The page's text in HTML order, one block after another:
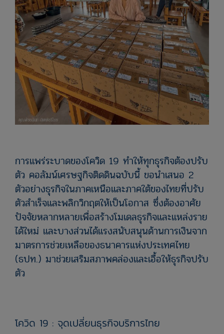
การแพร่ระบาดของโควิด 19 ทำให้ทุกธุรกิจต้องปรับ
ตัว คอลัมน์เศรษฐกิจติดดินฉบับนี้ ขอนำเสนอ 2
ตัวอย่างธุรกิจในภาคเหนือและภาคใต้ของไทยที่ปรับ
ตัวสำเร็จและพลิกวิกฤตให้เป็นโอกาส ซึ่งต้องอาศัย
ปัจจัยหลากหลายเพื่อสร้างโมเดลธุรกิจและแหล่งราย
ได้ใหม่ และบางส่วนได้แรงสนับสนุนด้านการเงินจาก
มาตรการช่วยเหลือของธนาคารแห่งประเทศไทย
(ธปท.) มาช่วยเสริมสภาพคล่องและเอื้อให้ธุรกิจปรับ
ตัว
โควิด 19 : จุดเปลี่ยนธุรกิจบริการไทย